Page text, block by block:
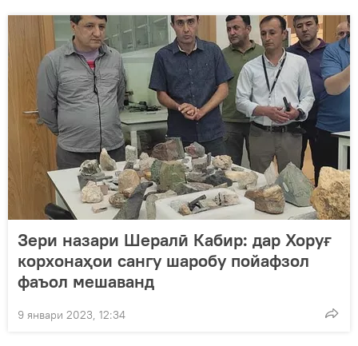
Зери назари Шералӣ Кабир: дар Хоруғ
корхонаҳои сангу шаробу пойафзол
фаъол мешаванд
9 январи 2023, 12:34